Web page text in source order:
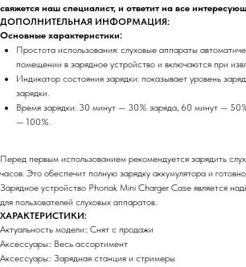
свяжется наш специалист, и ответит на все
ДОПОЛНИТЕЛЬНАЯ ИНФОРМАЦИЯ:
Основные характеристики:
Простота использования: слуховые аппараты
помещении в зарядное устройство и включаются при
Индикатор состояния зарядки: показывает уровень
зарядки.
Время зарядки: 30 минут — 30% заряда, 60 минут —
— 100%.
Перед первым использованием рекомендуется зарядить
часов. Это обеспечит полную зарядку аккумулятора и
Зарядное устройство Phonak Mini Charger Case является
для пользователей слуховых аппаратов.
ХАРАКТЕРИСТИКИ:
Актуальность модели:: Снят с продажи
Аксессуары:: Весь ассортимент
Аксессуары:: Зарядная станция и стримеры